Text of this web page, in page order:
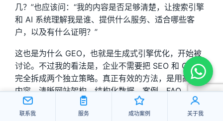
几？”也应该问：“我的内容是否足够清楚，让搜索引擎
和 AI 系统理解我是谁、提供什么服务、适合哪些客
户，以及有什么证明？”
这也是为什么 GEO，也就是生成式引擎优化，开始被
讨论。不过我的看法是，企业不需要把 SEO 和 GEO
完全拆成两个独立策略。真正有效的方法，是用高质量
内容、清晰网站架构、结构化数据、案例、FAQ、专业
作者信息和一致的品牌信号，同时服务传统搜索和 AI
搜索。
联系我 服务 成功案例 关于我